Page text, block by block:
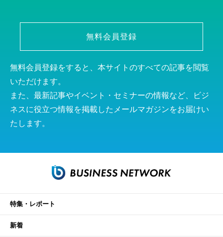
無料会員登録
無料会員登録をすると、本サイトのすべての記事を閲覧
いただけます。
また、最新記事やイベント・セミナーの情報など、ビジ
ネスに役立つ情報を掲載したメールマガジンをお届けい
たします。
特集・レポート
新着